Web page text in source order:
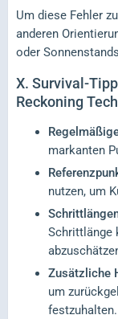
Um diese Fehler
anderen
oder
X. Survival-
Reckoning
markanten
nutzen, um
Schrittlänge
Zusätzliche
um
festzuhalten.